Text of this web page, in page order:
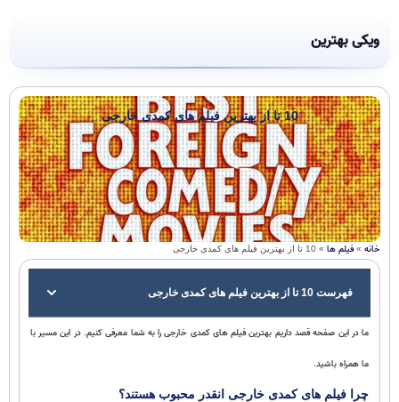
ویکی بهترین
10 تا از بهترین فیلم‌ های کمدی خارجی
خانه » فیلم ها » 10 تا از بهترین فیلم‌ های کمدی خارجی
فهرست 10 تا از بهترین فیلم‌ های کمدی خارجی
ما در این صفحه قصد داریم بهترین فیلم های کمدی خارجی را به شما معرفی کنیم. در این مسیر با
ما همراه باشید.
چرا فیلم‌ های کمدی خارجی انقدر محبوب هستند؟